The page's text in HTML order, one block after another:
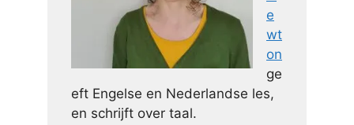
e
wt
on
ge
eft Engelse en Nederlandse les,
en schrijft over taal.